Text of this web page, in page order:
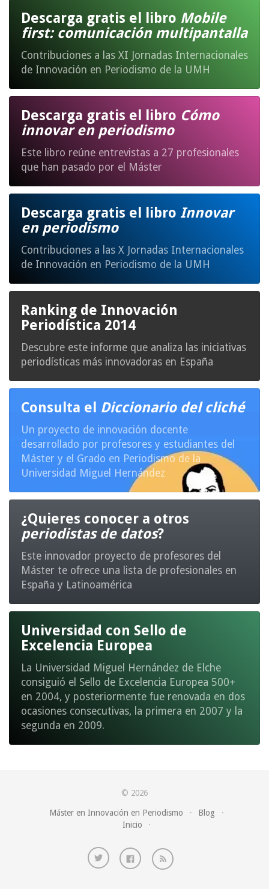
Descarga gratis el libro Mobile
first: comunicación multipantalla
Contribuciones a las XI Jornadas Internacionales
de Innovación en Periodismo de la UMH
Descarga gratis el libro Cómo
innovar en periodismo
Este libro reúne entrevistas a 27 profesionales
que han pasado por el Máster
Descarga gratis el libro Innovar
en periodismo
Contribuciones a las X Jornadas Internacionales
de Innovación en Periodismo de la UMH
Ranking de Innovación
Periodística 2014
Descubre este informe que analiza las iniciativas
periodísticas más innovadoras en España
Consulta el Diccionario del cliché
Un proyecto de innovación docente
desarrollado por profesores y estudiantes del
Máster y el Grado en Periodismo de la
Universidad Miguel Hernández
¿Quieres conocer a otros
periodistas de datos?
Este innovador proyecto de profesores del
Máster te ofrece una lista de profesionales en
España y Latinoamérica
Universidad con Sello de
Excelencia Europea
La Universidad Miguel Hernández de Elche
consiguió el Sello de Excelencia Europea 500+
en 2004, y posteriormente fue renovada en dos
ocasiones consecutivas, la primera en 2007 y la
segunda en 2009.
© 2026
Máster en Innovación en Periodismo · Blog
·
Inicio
·